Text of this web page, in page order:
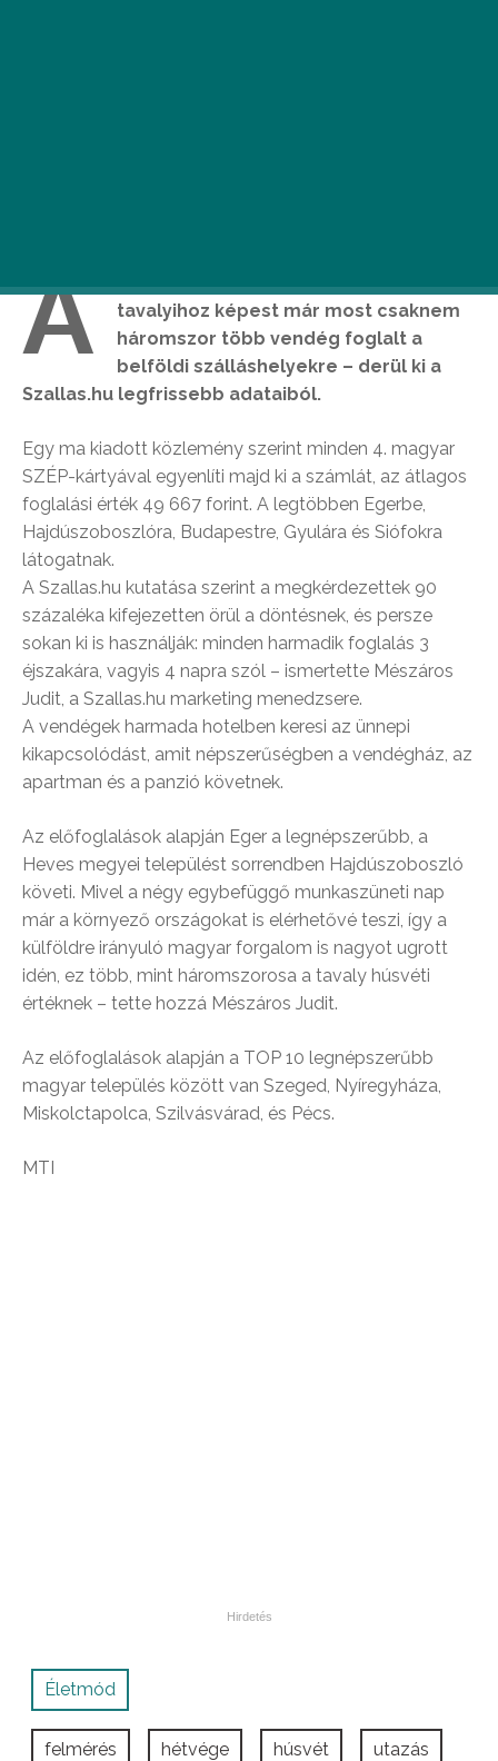
A
z idén négynapos húsvéti ünnepre a
tavalyihoz képest már most csaknem
háromszor több vendég foglalt a
belföldi szálláshelyekre – derül ki a
Szallas.hu legfrissebb adataiból.
Egy ma kiadott közlemény szerint minden 4. magyar
SZÉP-kártyával egyenlíti majd ki a számlát, az átlagos
foglalási érték 49 667 forint. A legtöbben Egerbe,
Hajdúszoboszlóra, Budapestre, Gyulára és Siófokra
látogatnak.
A Szallas.hu kutatása szerint a megkérdezettek 90
százaléka kifejezetten örül a döntésnek, és persze
sokan ki is használják: minden harmadik foglalás 3
éjszakára, vagyis 4 napra szól – ismertette Mészáros
Judit, a Szallas.hu marketing menedzsere.
A vendégek harmada hotelben keresi az ünnepi
kikapcsolódást, amit népszerűségben a vendégház, az
apartman és a panzió követnek.
Az előfoglalások alapján Eger a legnépszerűbb, a
Heves megyei települést sorrendben Hajdúszoboszló
követi. Mivel a négy egybefüggő munkaszüneti nap
már a környező országokat is elérhetővé teszi, így a
külföldre irányuló magyar forgalom is nagyot ugrott
idén, ez több, mint háromszorosa a tavaly húsvéti
értéknek – tette hozzá Mészáros Judit.
Az előfoglalások alapján a TOP 10 legnépszerűbb
magyar település között van Szeged, Nyíregyháza,
Miskolctapolca, Szilvásvárad, és Pécs.
MTI
Életmód
felmérés hétvége húsvét utazás